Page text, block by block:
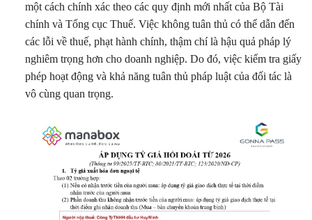
một cách chính xác theo các quy định mới nhất của Bộ Tài
chính và Tổng cục Thuế. Việc không tuân thủ có thể dẫn đến
các lỗi về thuế, phạt hành chính, thậm chí là hậu quả pháp lý
nghiêm trọng hơn cho doanh nghiệp. Do đó, việc kiểm tra giấy
phép hoạt động và khả năng tuân thủ pháp luật của đối tác là
vô cùng quan trọng.